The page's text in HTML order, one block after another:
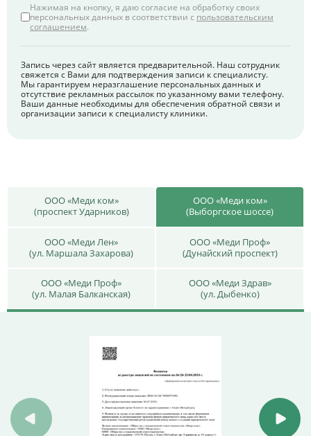
Нажимая на кнопку, я даю согласие на обработку своих
персональных данных в соответствии с пользовательским
соглашением.
Запись через сайт является предварительной. Наш сотрудник
свяжется с Вами для подтверждения записи к специалисту.
Мы гарантируем неразглашение персональных данных и
отсутствие рекламных рассылок по указанному вами телефону.
Ваши данные необходимы для обеспечения обратной связи и
организации записи к специалисту клиники.
ООО «Меди ком»
(проспект Ударников)
ООО «Меди ком»
(Выборгское шоссе)
ООО «Меди Лен»
(ул. Маршала Захарова)
ООО «Меди Проф»
(Дунайский проспект)
ООО «Меди Проф»
(ул. Малая Балканская)
ООО «Меди Здрав»
(ул. Дыбенко)